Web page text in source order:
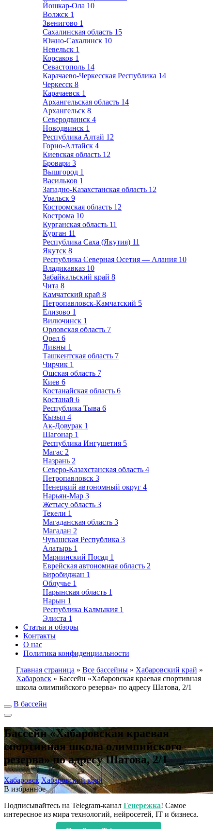
Йошкар-Ола 10
Волжск 1
Звенигово 1
Сахалинская область 15
Южно-Сахалинск 10
Невельск 1
Корсаков 1
Севастополь 14
Карачаево-Черкесская Республика 14
Черкесск 8
Карачаевск 1
Архангельская область 14
Архангельск 8
Северодвинск 4
Новодвинск 1
Республика Алтай 12
Горно-Алтайск 4
Киевская область 12
Бровари 3
Вышгород 1
Васильков 1
Западно-Казахстанская область 12
Уральск 9
Костромская область 12
Кострома 10
Курганская область 11
Курган 11
Республика Саха (Якутия) 11
Якутск 8
Республика Северная Осетия — Алания 10
Владикавказ 10
Забайкальский край 8
Чита 8
Камчатский край 8
Петропавловск-Камчатский 5
Елизово 1
Вилючинск 1
Орловская область 7
Орел 6
Ливны 1
Ташкентская область 7
Чирчик 1
Ошская область 7
Киев 6
Костанайская область 6
Костанай 6
Республика Тыва 6
Кызыл 4
Ак-Довурак 1
Шагонар 1
Республика Ингушетия 5
Магас 2
Назрань 2
Северо-Казахстанская область 4
Петропавловск 3
Ненецкий автономный округ 4
Нарьян-Мар 3
Жетысу область 3
Текели 1
Магаданская область 3
Магадан 2
Чувашская Республика 3
Алатырь 1
Мариинский Посад 1
Еврейская автономная область 2
Биробиджан 1
Облучье 1
Нарынская область 1
Нарын 1
Республика Калмыкия 1
Элиста 1
Статьи и обзоры
Контакты
О нас
Политика конфиденциальности
Главная страница » Все бассейны » Хабаровский край »
Хабаровск » Бассейн «Хабаровская краевая спортивная
школа олимпийского резерва» по адресу Шатова, 2/1
В бассейн
Бассейн «Хабаровская краевая
спортивная школа олимпийского
резерва» по адресу Шатова, 2/1
Хабаровск Хабаровский край
В избранное
Подписывайтесь на Telegram-канал Генережка! Самое
интересное из мира технологий, нейросетей, IT и бизнеса.